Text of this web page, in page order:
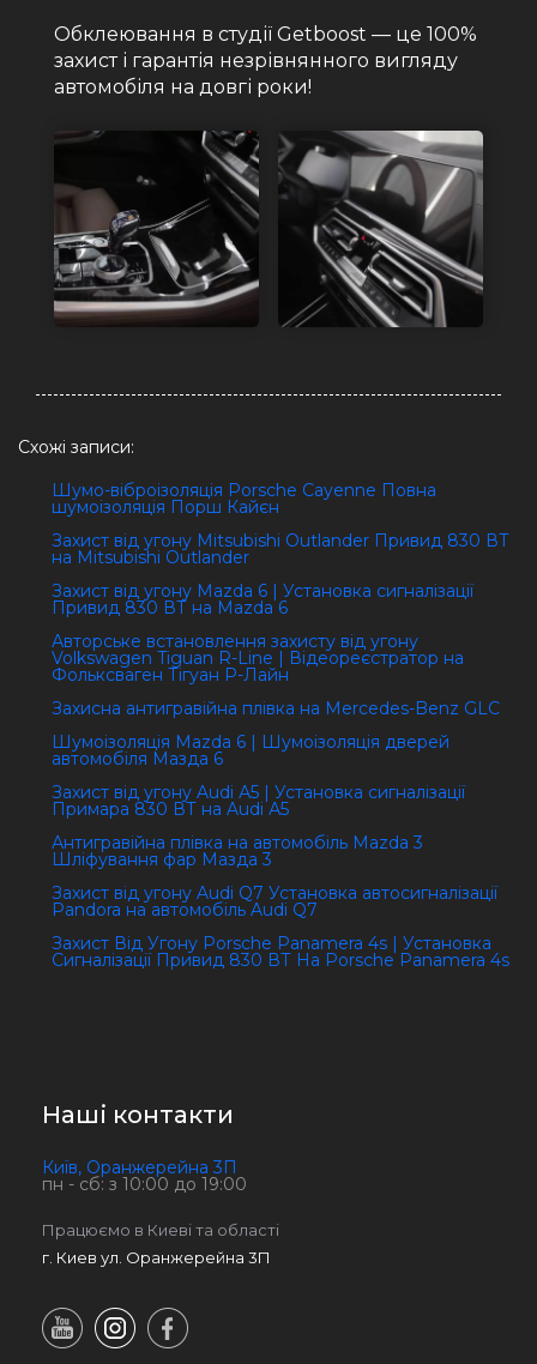
Обклеювання в студії Getboost — це 100%
захист і гарантія незрівнянного вигляду
автомобіля на довгі роки!
Схожі записи:
Шумо-віброізоляція Porsche Cayenne Повна
шумоізоляція Порш Кайєн
Захист від угону Mitsubishi Outlander Привид 830 ВТ
на Mitsubishi Outlander
Захист від угону Mazda 6 | Установка сигналізації
Привид 830 ВТ на Mazda 6
Авторське встановлення захисту від угону
Volkswagen Tiguan R-Line | Відеореєстратор на
Фольксваген Тігуан Р-Лайн
Захисна антигравійна плівка на Mercedes-Benz GLC
Шумоізоляція Mazda 6 | Шумоізоляція дверей
автомобіля Мазда 6
Захист від угону Audi А5 | Установка сигналізації
Примара 830 ВТ на Audi А5
Антигравійна плівка на автомобіль Mazda 3
Шліфування фар Мазда 3
Захист від угону Audi Q7 Установка автосигналізації
Pandora на автомобіль Audi Q7
Захист Від Угону Porsche Panamera 4s | Установка
Сигналізації Привид 830 ВТ На Porsche Panamera 4s
Наші контакти
Київ, Оранжерейна 3П
пн - сб: з 10:00 до 19:00
Працюємо в Киеві та області
г. Киев ул. Оранжерейна 3П